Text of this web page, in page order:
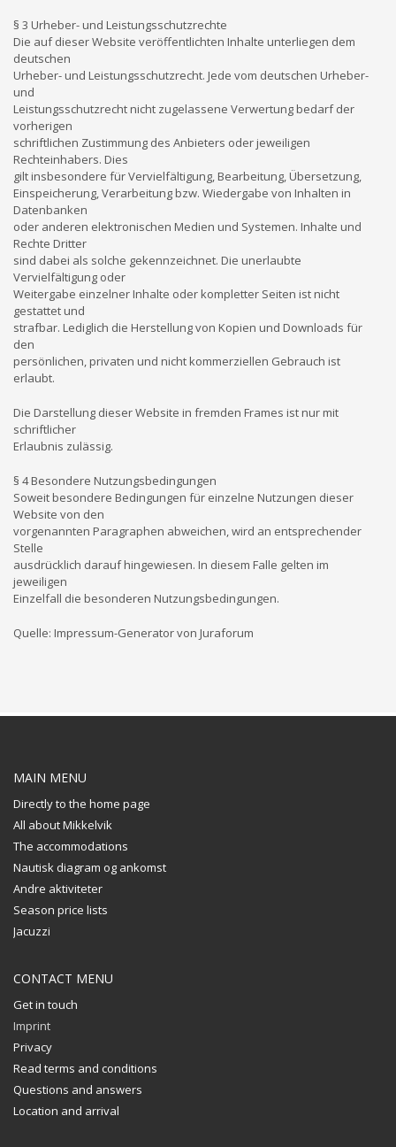
§ 3 Urheber- und Leistungsschutzrechte
Die auf dieser Website veröffentlichten Inhalte unterliegen dem
deutschen
Urheber- und Leistungsschutzrecht. Jede vom deutschen Urheber-
und
Leistungsschutzrecht nicht zugelassene Verwertung bedarf der
vorherigen
schriftlichen Zustimmung des Anbieters oder jeweiligen
Rechteinhabers. Dies
gilt insbesondere für Vervielfältigung, Bearbeitung, Übersetzung,
Einspeicherung, Verarbeitung bzw. Wiedergabe von Inhalten in
Datenbanken
oder anderen elektronischen Medien und Systemen. Inhalte und
Rechte Dritter
sind dabei als solche gekennzeichnet. Die unerlaubte
Vervielfältigung oder
Weitergabe einzelner Inhalte oder kompletter Seiten ist nicht
gestattet und
strafbar. Lediglich die Herstellung von Kopien und Downloads für
den
persönlichen, privaten und nicht kommerziellen Gebrauch ist
erlaubt.
Die Darstellung dieser Website in fremden Frames ist nur mit
schriftlicher
Erlaubnis zulässig.
§ 4 Besondere Nutzungsbedingungen
Soweit besondere Bedingungen für einzelne Nutzungen dieser
Website von den
vorgenannten Paragraphen abweichen, wird an entsprechender
Stelle
ausdrücklich darauf hingewiesen. In diesem Falle gelten im
jeweiligen
Einzelfall die besonderen Nutzungsbedingungen.
Quelle: Impressum-Generator von Juraforum
MAIN MENU
Directly to the home page
All about Mikkelvik
The accommodations
Nautisk diagram og ankomst
Andre aktiviteter
Season price lists
Jacuzzi
CONTACT MENU
Get in touch
Imprint
Privacy
Read terms and conditions
Questions and answers
Location and arrival